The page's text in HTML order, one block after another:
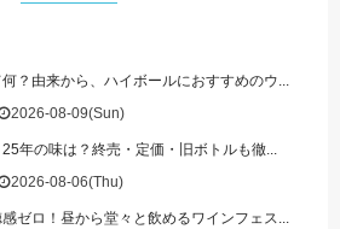
？由来から、ハイボールにおすすめのウ...
2026-08-09(Sun)
年の味は？終売・定価・旧ボトルも徹...
2026-08-06(Thu)
感ゼロ！昼から堂々と飲めるワインフェス...